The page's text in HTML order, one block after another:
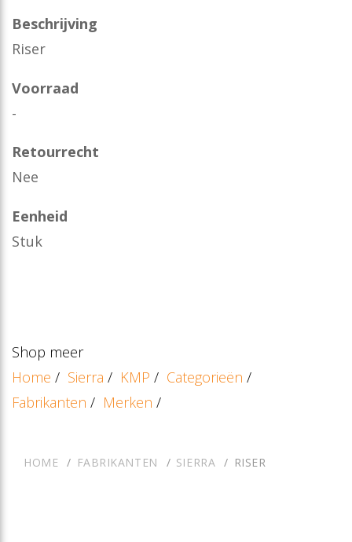
Beschrijving
Riser
Voorraad
-
Retourrecht
Nee
Eenheid
Stuk
Shop meer
Home / Sierra / KMP / Categorieën /
Fabrikanten / Merken /
HOME FABRIKANTEN SIERRA RISER